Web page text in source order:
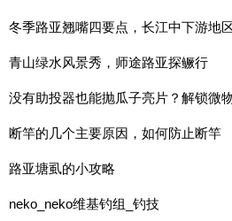
冬季路亚翘嘴四要点，长江中下游地
青山绿水风景秀，师途路亚探鳜行
没有助投器也能抛瓜子亮片？解锁微
断竿的几个主要原因，如何防止断竿
路亚塘虱的小攻略
neko_neko维基钓组_钓技